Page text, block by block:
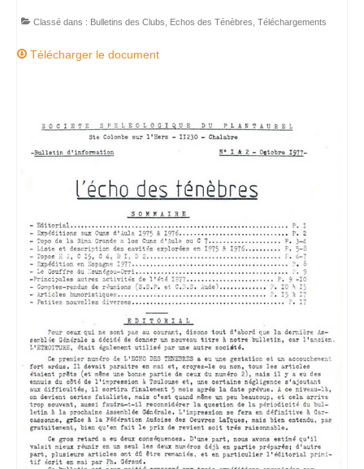
La commission WEB
La commission scientifique / environnement
Partenaires
Partenaires privilégiés
Pratiquer
Pratiquer la spéléo en Ariège
Préparer sa sortie Spéléo
Charte déontologique du spéléologue
Charte déontologique du Canyon
Les professionnels du 09
Classé dans : Bulletins des Clubs Echos des Ténèbres Téléchargements
Télécharger le document